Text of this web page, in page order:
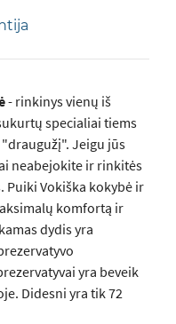
- rinkinys vienų iš
specialiai tiems
Jeigu jūs
neabejokite ir rinkitės
Puiki Vokiška kokybė ir
komfortą ir
dydis yra
yra beveik
Didesni yra tik 72